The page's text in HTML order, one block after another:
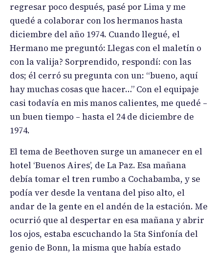
regresar poco después, pasé por Lima y me
quedé a colaborar con los hermanos hasta
diciembre del año 1974. Cuando llegué, el
Hermano me preguntó: Llegas con el maletín o
con la valija? Sorprendido, respondí: con las
dos; él cerró su pregunta con un: “bueno, aquí
hay muchas cosas que hacer…” Con el equipaje
casi todavía en mis manos calientes, me quedé –
un buen tiempo – hasta el 24 de diciembre de
1974.
El tema de Beethoven surge un amanecer en el
hotel ‘Buenos Aires’, de La Paz. Esa mañana
debía tomar el tren rumbo a Cochabamba, y se
podía ver desde la ventana del piso alto, el
andar de la gente en el andén de la estación. Me
ocurrió que al despertar en esa mañana y abrir
los ojos, estaba escuchando la 5ta Sinfonía del
genio de Bonn, la misma que había estado